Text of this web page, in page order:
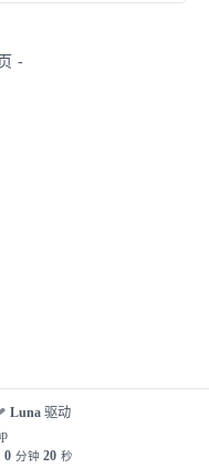
-
Luna 驱动
0 分钟 20 秒